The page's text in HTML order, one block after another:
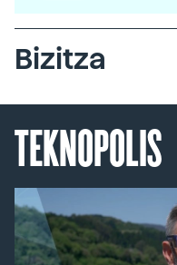
Bizitza
TEKNOPOLIS